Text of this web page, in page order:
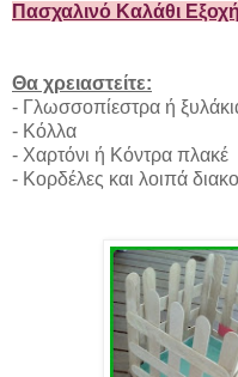
Πασχαλινό Καλάθι
Θα χρειαστείτε:
- Γλωσσοπίεστρα ή
- Κόλλα
- Χαρτόνι ή Κόντρα πλακέ
- Κορδέλες και λοιπά